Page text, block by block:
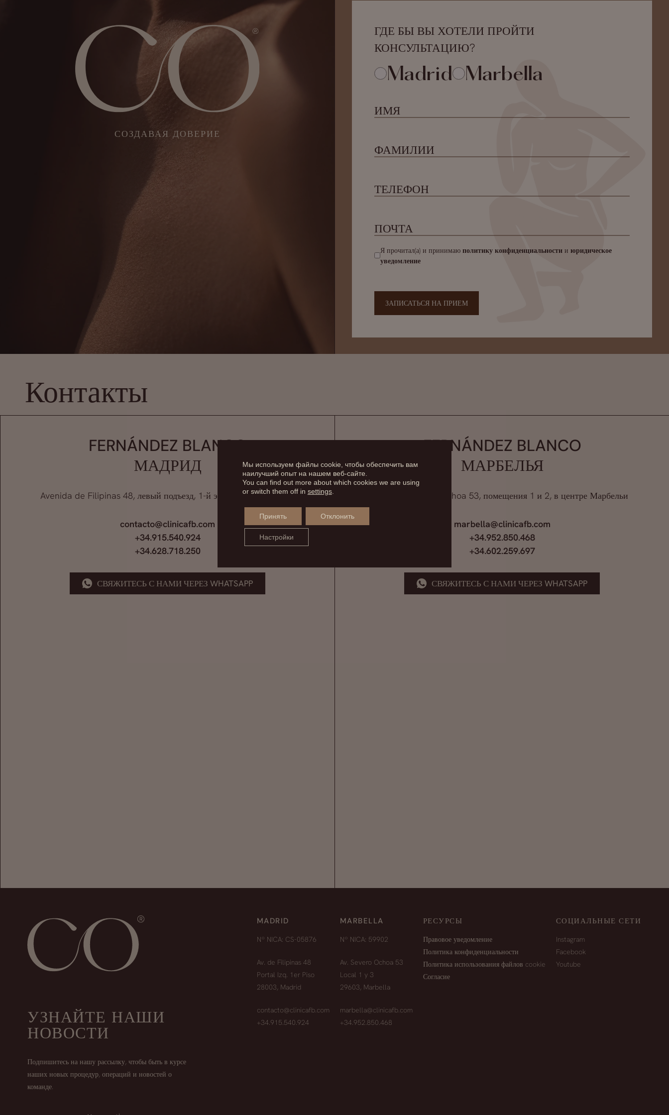
Нажмите ENTER чтобы начать поиск
СОЗДАВАЯ ДОВЕРИЕ
ГДЕ БЫ ВЫ ХОТЕЛИ ПРОЙТИ
КОНСУЛЬТАЦИЮ?
Madrid Marbella
Я прочитал(а) и принимаюполитику конфиденциальности июридическое
уведомление
ЗАПИСАТЬСЯ НА ПРИЕМ
Контакты
FERNÁNDEZ BLANCO
МАДРИД
Avenida de Filipinas 48, левый подъезд, 1-й этаж, район Чамбери
contacto@clinicafb.com
+34.915.540.924
+34.628.718.250
СВЯЖИТЕСЬ С НАМИ ЧЕРЕЗ WHATSAPP
FERNÁNDEZ BLANCO
МАРБЕЛЬЯ
Avenida Severo Ochoa 53, помещения 1 и 2, в центре Марбельи
marbella@clinicafb.com
+34.952.850.468
+34.602.259.697
СВЯЖИТЕСЬ С НАМИ ЧЕРЕЗ WHATSAPP
УЗНАЙТЕ НАШИ
НОВОСТИ
Подпишитесь на нашу рассылку, чтобы быть в курсе
наших новых процедур, операций и новостей о
команде.
MADRID
Nº NICA: CS-05876
Av. de Filipinas 48
Portal Izq. 1er Piso
28003, Madrid
contacto@clinicafb.com
+34.915.540.924
MARBELLA
Nº NICA: 59902
Av. Severo Ochoa 53
Local 1 y 3
29603, Marbella
marbella@clinicafb.com
+34.952.850.468
РЕСУРСЫ
Правовое уведомление
Политика конфиденциальности
Политика использования файлов cookie
Согласие
СОЦИАЛЬНЫЕ СЕТИ
Instagram
Facebook
Youtube
Мы используем файлы cookie, чтобы обеспечить вам
наилучший опыт на нашем веб-сайте.
You can find out more about which cookies we are using
or switch them off in settings.
Принять Отклонить
Настройки